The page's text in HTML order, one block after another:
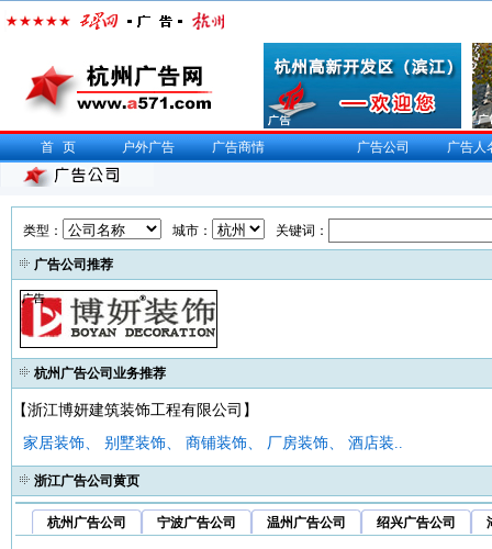
首页 户外广告 广告商情 广告公司 广告人
类型： 城市： 关键词：
广告公司推荐
杭州广告公司业务推荐
【浙江博妍建筑装饰工程有限公司】
家居装饰、 别墅装饰、 商铺装饰、 厂房装饰、 酒店装..
浙江广告公司黄页
杭州广告公司 宁波广告公司 温州广告公司 绍兴广告公司